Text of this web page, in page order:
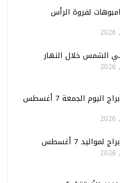
لفروة الرأس
الشمس خلال النهار
توقعـات الأبراج اليوم الجمعة 7 أغسطس
لمواليد 7 أغسطس